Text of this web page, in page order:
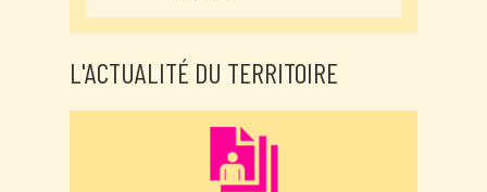
L'ACTUALITÉ DU TERRITOIRE